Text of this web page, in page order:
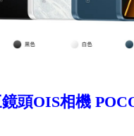
頭OIS相機